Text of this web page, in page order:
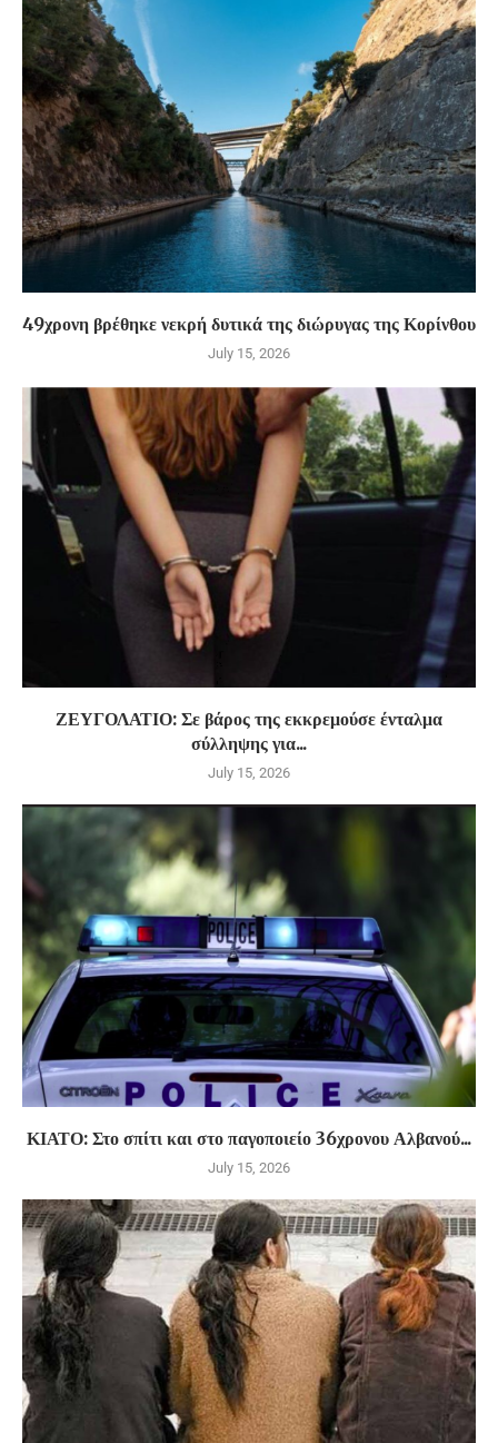
49χρονη βρέθηκε νεκρή δυτικά της διώρυγας της Κορίνθου
July 15, 2026
ΖΕΥΓΟΛΑΤΙΟ: Σε βάρος της εκκρεμούσε ένταλμα
σύλληψης για...
July 15, 2026
ΚΙΑΤΟ: Στο σπίτι και στο παγοποιείο 36χρονου Αλβανού...
July 15, 2026